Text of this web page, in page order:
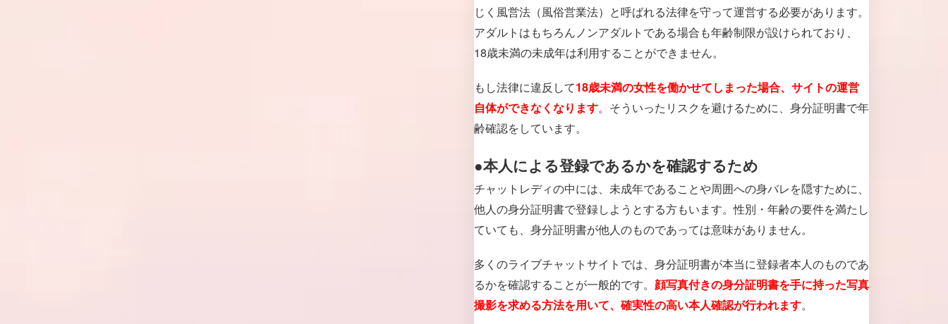
じく風営法（風俗営業法）と呼ばれる法律を守って運営する必要があります。
アダルトはもちろんノンアダルトである場合も年齢制限が設けられており、
18歳未満の未成年は利用することができません。
もし法律に違反して18歳未満の女性を働かせてしまった場合、サイトの運営
自体ができなくなります。そういったリスクを避けるために、身分証明書で年
齢確認をしています。
●本人による登録であるかを確認するため
チャットレディの中には、未成年であることや周囲への身バレを隠すために、
他人の身分証明書で登録しようとする方もいます。性別・年齢の要件を満たし
ていても、身分証明書が他人のものであっては意味がありません。
多くのライブチャットサイトでは、身分証明書が本当に登録者本人のものであ
るかを確認することが一般的です。 顔写真付きの身分証明書を手に持った写真
撮影を求める方法を用いて、確実性の高い本人確認が行われます。